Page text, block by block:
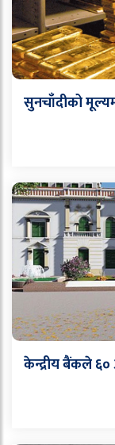
सुनचाँदीको
केन्द्रीय बैंकले